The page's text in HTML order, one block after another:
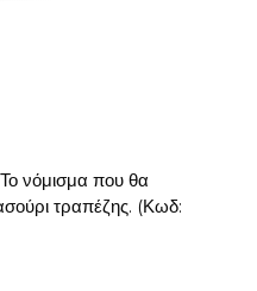
νόμισμα που θα
τραπέζης. (Κωδ: